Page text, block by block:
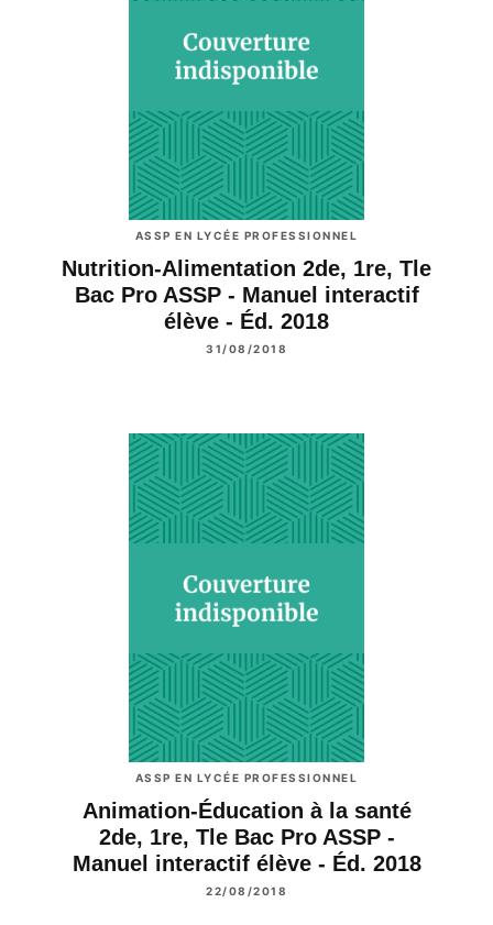
ASSP EN LYCÉE PROFESSIONNEL
Nutrition-Alimentation 2de, 1re, Tle
Bac Pro ASSP - Manuel interactif
élève - Éd. 2018
31/08/2018
ASSP EN LYCÉE PROFESSIONNEL
Animation-Éducation à la santé
2de, 1re, Tle Bac Pro ASSP -
Manuel interactif élève - Éd. 2018
22/08/2018